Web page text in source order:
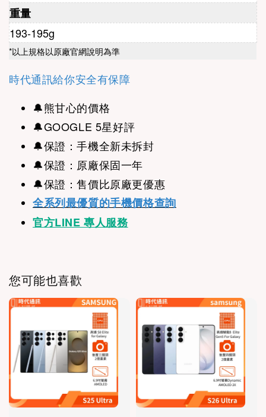
重量
193-195g
*以上規格以原廠官網說明為準
時代通訊給你安全有保障
🔔熊甘心的價格
🔔GOOGLE 5星好評
🔔保證：手機全新未拆封
🔔保證：原廠保固一年
🔔保證：售價比原廠更優惠
全系列最優質的手機價格查詢
官方LINE 專人服務
您可能也喜歡